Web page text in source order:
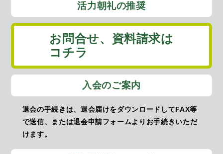
活力朝礼の推奨
お問合せ、 資料請求は
コチラ
入会のご案内
退会の手続きは、退会届けをダウンロードしてFAX等
で送信、または退会申請フォームよりお手続きいただ
けます。